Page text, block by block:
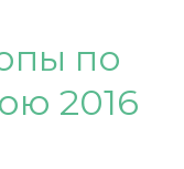
по
2016